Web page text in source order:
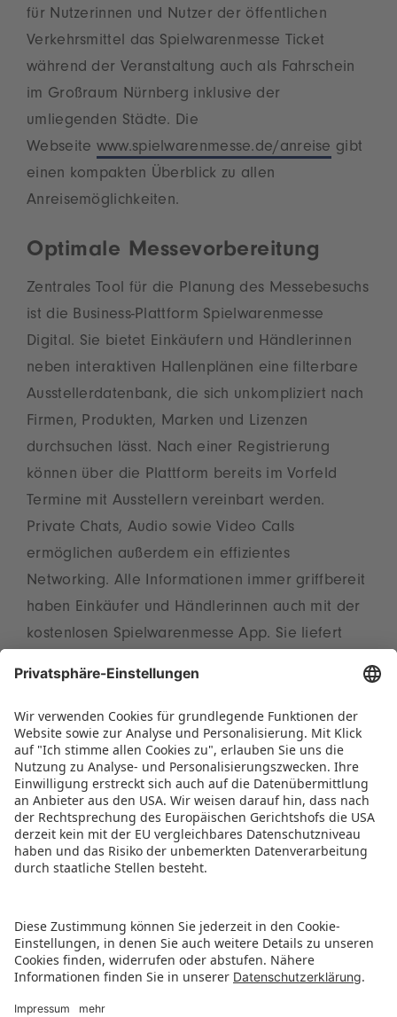
für Nutzerinnen und Nutzer der öffentlichen
Verkehrsmittel das Spielwarenmesse Ticket
während der Veranstaltung auch als Fahrschein
im Großraum Nürnberg inklusive der
umliegenden Städte. Die
Webseite www.spielwarenmesse.de/anreise gibt
einen kompakten Überblick zu allen
Anreisemöglichkeiten.
Optimale Messevorbereitung
Zentrales Tool für die Planung des Messebesuchs
ist die Business-Plattform Spielwarenmesse
Digital. Sie bietet Einkäufern und Händlerinnen
neben interaktiven Hallenplänen eine filterbare
Ausstellerdatenbank, die sich unkompliziert nach
Firmen, Produkten, Marken und Lizenzen
durchsuchen lässt. Nach einer Registrierung
können über die Plattform bereits im Vorfeld
Termine mit Ausstellern vereinbart werden.
Private Chats, Audio sowie Video Calls
ermöglichen außerdem ein effizientes
Networking. Alle Informationen immer griffbereit
haben Einkäufer und Händlerinnen auch mit der
kostenlosen Spielwarenmesse App. Sie liefert
Eine Übersicht zu allen relevanten Themen rund
um den Besuch der Spielwarenmesse bietet die
Webseitewww.spielwarenmesse.de/besuchen.
PRESSEMITTEILUNG ALS PDF HERUNTERLADEN